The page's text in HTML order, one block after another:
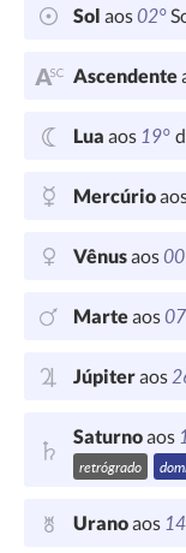
Sol aos02°
Ascendente
Lua aos 19°
Mercúrio
Vênusaos
Marteaos
Júpiteraos
Saturnoaos
retrógrado
Uranoaos